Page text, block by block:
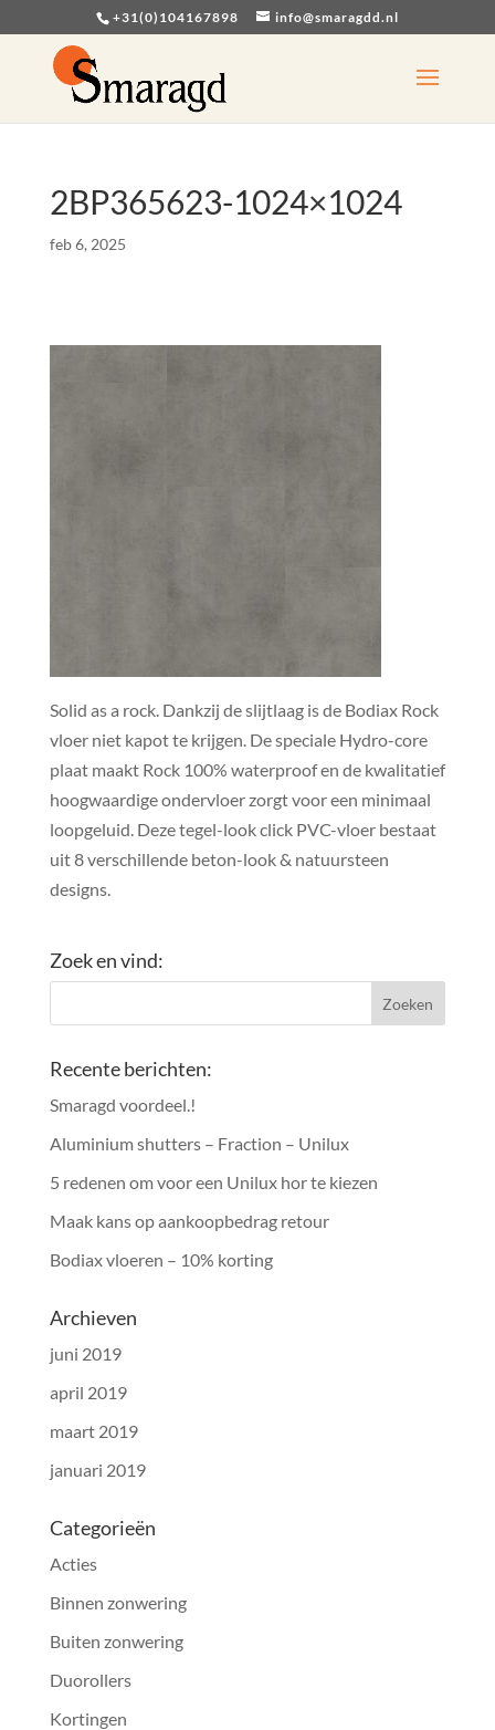
+31(0)104167898 info@smaragdd.nl
2BP365623-1024×1024
feb 6, 2025
Solid as a rock. Dankzij de slijtlaag is de Bodiax Rock
vloer niet kapot te krijgen. De speciale Hydro-core
plaat maakt Rock 100% waterproof en de kwalitatief
hoogwaardige ondervloer zorgt voor een minimaal
loopgeluid. Deze tegel-look click PVC-vloer bestaat
uit 8 verschillende beton-look & natuursteen
designs.
Zoek en vind:
Recente berichten:
Smaragd voordeel.!
Aluminium shutters – Fraction – Unilux
5 redenen om voor een Unilux hor te kiezen
Maak kans op aankoopbedrag retour
Bodiax vloeren – 10% korting
Archieven
juni 2019
april 2019
maart 2019
januari 2019
Categorieën
Acties
Binnen zonwering
Buiten zonwering
Duorollers
Kortingen